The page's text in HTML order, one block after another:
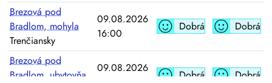
Brezová pod
Bradlom, mohyla
Trenčiansky
09.08.2026
16:00
Dobrá Dobrá
Brezová pod
Bradlom, ubytovňa
09.08.2026
Dobrá Dobrá